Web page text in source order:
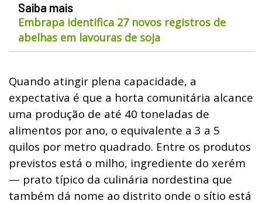
Saiba mais
Embrapa identifica 27 novos registros de
abelhas em lavouras de soja
Quando atingir plena capacidade, a
expectativa é que a horta comunitária alcance
uma produção de até 40 toneladas de
alimentos por ano, o equivalente a 3 a 5
quilos por metro quadrado. Entre os produtos
previstos está o milho, ingrediente do xerém
— prato típico da culinária nordestina que
também dá nome ao distrito onde o sítio está